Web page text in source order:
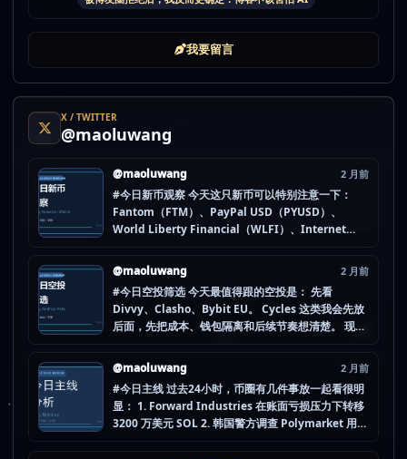
我要留言
X / TWITTER
@maoluwang
@maoluwang 2 月前
#今日新币观察 今天这只新币可以特别注意一下：
Fantom（FTM）、PayPal USD（PYUSD）、
World Liberty Financial（WLFI）、Internet
而是更像“热度是不是在回流”的样本。 这种时候最怕
把...
@maoluwang 2 月前
#今日空投筛选 今天最值得跟的空投是： 先看
Divvy、Clasho、Bybit EU。 Cycles 这类我会先放
后面，先把成本、钱包隔离和后续节奏想清楚。 现在
都没做扎实。 mao.lu/today-airdrop-selecti… #空
投项目 #...
@maoluwang 2 月前
#今日主线 过去24小时，币圈有几件事放一起看很明
显： 1. Forward Industries 在账面亏损压力下转移
3200 万美元 SOL 2. 韩国警方调查 Polymarket 用户